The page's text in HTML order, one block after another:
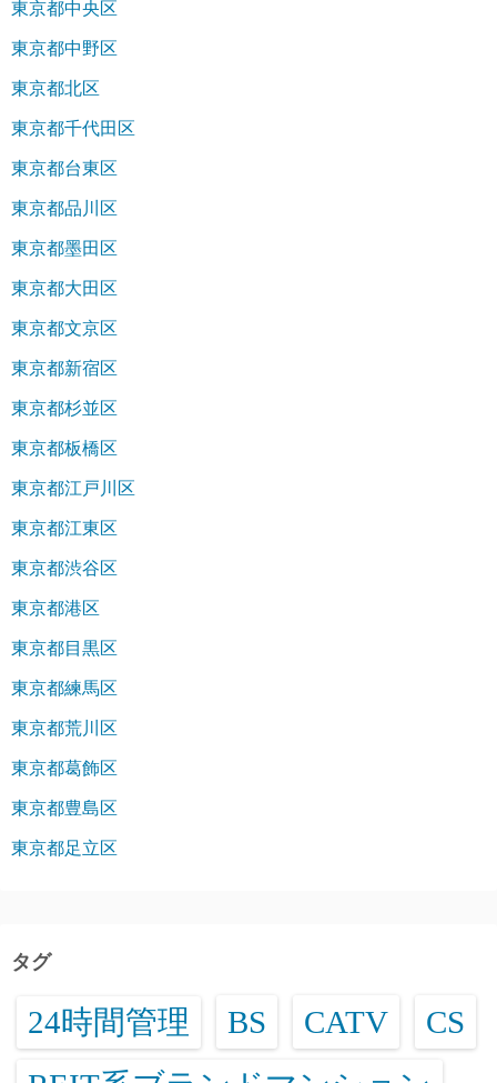
東京都中央区
東京都中野区
東京都北区
東京都千代田区
東京都台東区
東京都品川区
東京都墨田区
東京都大田区
東京都文京区
東京都新宿区
東京都杉並区
東京都板橋区
東京都江戸川区
東京都江東区
東京都渋谷区
東京都港区
東京都目黒区
東京都練馬区
東京都荒川区
東京都葛飾区
東京都豊島区
東京都足立区
タグ
24時間管理 BS CATV CS